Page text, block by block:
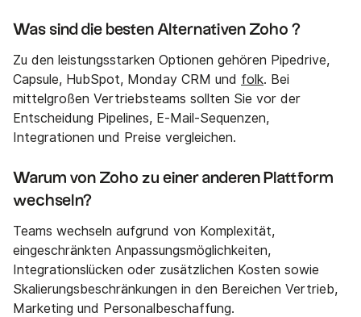
Was sind die besten Alternativen Zoho ?
Zu den leistungsstarken Optionen gehören Pipedrive,
Capsule, HubSpot, Monday CRM und folk. Bei
mittelgroßen Vertriebsteams sollten Sie vor der
Entscheidung Pipelines, E-Mail-Sequenzen,
Integrationen und Preise vergleichen.
Warum von Zoho zu einer anderen Plattform
wechseln?
Teams wechseln aufgrund von Komplexität,
eingeschränkten Anpassungsmöglichkeiten,
Integrationslücken oder zusätzlichen Kosten sowie
Skalierungsbeschränkungen in den Bereichen Vertrieb,
Marketing und Personalbeschaffung.